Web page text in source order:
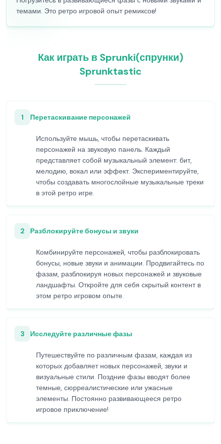
темами. Это ретро игровой опыт ремиксов!
Как играть в Sprunki(спрунки)
Sprunktastic
1 Перетаскивание персонажей
Используйте мышь, чтобы перетаскивать
персонажей на звуковую панель. Каждый
представляет собой музыкальный элемент: бит,
мелодию, вокал или эффект. Экспериментируйте,
чтобы создавать многослойные музыкальные треки
в этой ретро игре.
2 Разблокируйте бонусы и звуки
Комбинируйте персонажей, чтобы разблокировать
бонусы, новые звуки и анимации. Продвигайтесь по
фазам, разблокируя новых персонажей и звуковые
ландшафты. Откройте для себя скрытый контент в
этом ретро игровом опыте.
3 Исследуйте различные фазы
Путешествуйте по различным фазам, каждая из
которых добавляет новых персонажей, звуки и
визуальные стили. Поздние фазы вводят более
темные, сюрреалистические или ужасные
элементы. Постоянно развивающееся ретро
игровое приключение!